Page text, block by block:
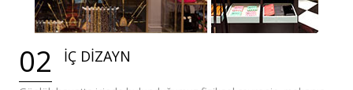
02 İÇ DİZAYN